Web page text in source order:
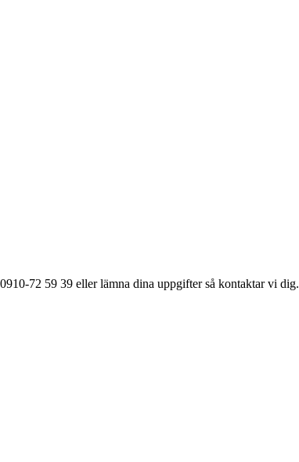
72 59 39 eller lämna dina uppgifter så kontaktar vi dig.